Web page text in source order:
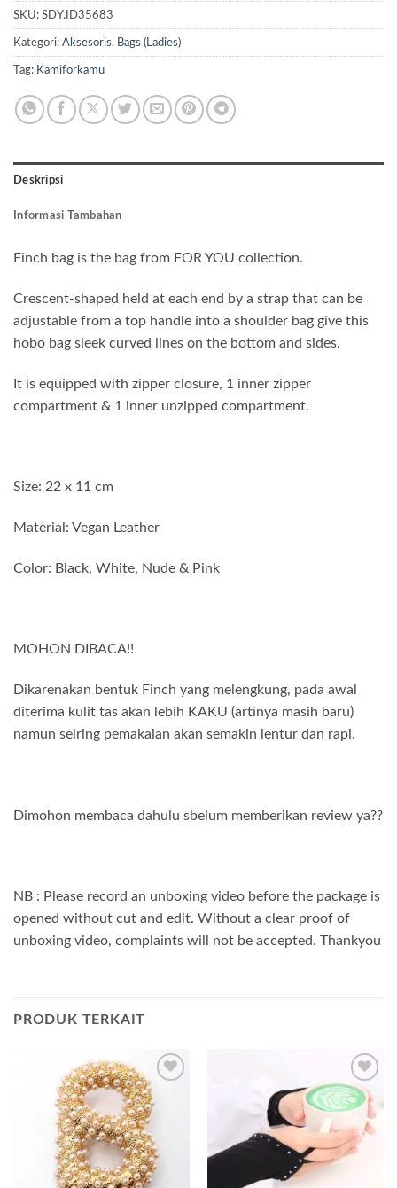
SKU: SDY.ID35683
Kategori: Aksesoris, Bags (Ladies)
Tag: Kamiforkamu
Deskripsi
Informasi Tambahan
Finch bag is the bag from FOR YOU collection.
Crescent-shaped held at each end by a strap that can be
adjustable from a top handle into a shoulder bag give this
hobo bag sleek curved lines on the bottom and sides.
It is equipped with zipper closure, 1 inner zipper
compartment & 1 inner unzipped compartment.
Size: 22 x 11 cm
Material: Vegan Leather
Color: Black, White, Nude & Pink
MOHON DIBACA!!
Dikarenakan bentuk Finch yang melengkung, pada awal
diterima kulit tas akan lebih KAKU (artinya masih baru)
namun seiring pemakaian akan semakin lentur dan rapi.
Dimohon membaca dahulu sbelum memberikan review ya??
NB : Please record an unboxing video before the package is
opened without cut and edit. Without a clear proof of
unboxing video, complaints will not be accepted. Thankyou
PRODUK TERKAIT
Add to
wishlist
Add to
wishlist